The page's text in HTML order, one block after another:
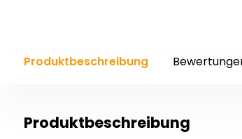
Produktbeschreibung
Produktbeschreibung